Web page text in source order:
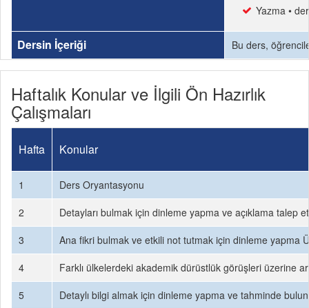
Yazma •
Dersin İçeriği Bu ders,
Haftalık Konular ve İlgili Ön Hazırlık
Çalışmaları
Hafta Konular
1
Ders Oryantasyonu
2
Detayları bulmak için dinleme yapma ve açıklama talep
3
Ana fikri bulmak ve etkili not tutmak için dinleme yapma
4
Farklı ülkelerdeki akademik dürüstlük görüşleri üzerine
5
Detaylı bilgi almak için dinleme yapma ve tahminde